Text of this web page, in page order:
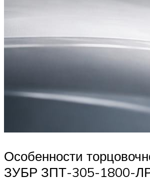
Особенности
ЗУБР ЗПТ-305-1800-